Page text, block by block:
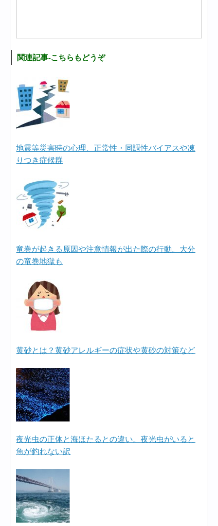
関連記事-こちらもどうぞ
地震等災害時の心理、正常性・同調性バイアスや凍
りつき症候群
竜巻が起きる原因や注意情報が出た際の行動。大分
の竜巻地獄も
黄砂とは？黄砂アレルギーの症状や黄砂の対策など
夜光虫の正体と海ほたるとの違い。夜光虫がいると
魚が釣れない訳